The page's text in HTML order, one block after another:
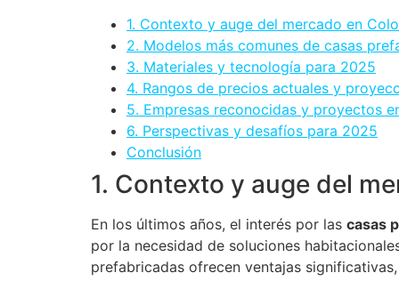
1. Contexto y auge del mercado en
2. Modelos más comunes de casas
3. Materiales y tecnología para 2025
4. Rangos de precios actuales y
5. Empresas reconocidas y proyectos
6. Perspectivas y desafíos para 2025
Conclusión
1. Contexto y auge del
En los últimos años, el interés por las casas
por la necesidad de soluciones
prefabricadas ofrecen ventajas